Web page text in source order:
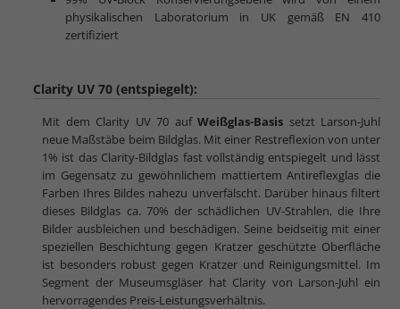
physikalischen Laboratorium in UK gemäß EN 410
zertifiziert
Clarity UV 70 (entspiegelt):
Mit dem Clarity UV 70 auf Weißglas-Basis setzt Larson-Juhl
neue Maßstäbe beim Bildglas. Mit einer Restreflexion von unter
1% ist das Clarity-Bildglas fast vollständig entspiegelt und lässt
im Gegensatz zu gewöhnlichem mattiertem Antireflexglas die
Farben Ihres Bildes nahezu unverfälscht. Darüber hinaus filtert
dieses Bildglas ca. 70% der schädlichen UV-Strahlen, die Ihre
Bilder ausbleichen und beschädigen. Seine beidseitig mit einer
speziellen Beschichtung gegen Kratzer geschützte Oberfläche
ist besonders robust gegen Kratzer und Reinigungsmittel. Im
Segment der Museumsgläser hat Clarity von Larson-Juhl ein
hervorragendes Preis-Leistungsverhältnis.